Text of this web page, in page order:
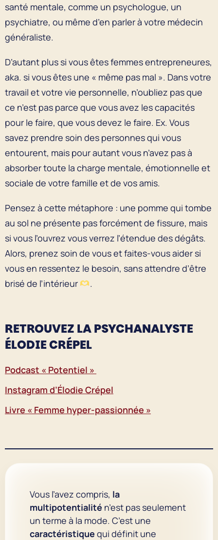
santé mentale, comme un psychologue, un
psychiatre, ou même d’en parler à votre médecin
généraliste.
D’autant plus si vous êtes femmes entrepreneures,
aka. si vous êtes une « même pas mal ». Dans votre
travail et votre vie personnelle, n’oubliez pas que
ce n’est pas parce que vous avez les capacités
pour le faire, que vous devez le faire. Ex. Vous
savez prendre soin des personnes qui vous
entourent, mais pour autant vous n’avez pas à
absorber toute la charge mentale, émotionnelle et
sociale de votre famille et de vos amis.
Pensez à cette métaphore : une pomme qui tombe
au sol ne présente pas forcément de fissure, mais
si vous l’ouvrez vous verrez l’étendue des dégâts.
Alors, prenez soin de vous et faites-vous aider si
vous en ressentez le besoin, sans attendre d’être
brisé de l’intérieur
.
RETROUVEZ LA PSYCHANALYSTE
ÉLODIE CRÉPEL
Podcast « Potentiel »
Instagram d’Élodie Crépel
Livre « Femme hyper-passionnée »
Vous l’avez compris, la
multipotentialité n’est pas seulement
un terme à la mode. C’est une
caractéristique qui définit une